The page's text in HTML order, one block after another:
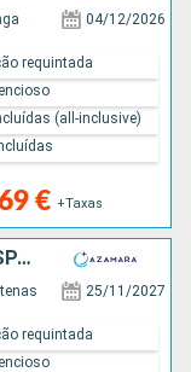
04/12/2026
€ +Taxas
requintada
(all-inclusive)
GRÉCIA, MALTA, ITÁLIA, TUNÍSIA, ESPANHA, MARROCOS, ESTADOS UNIDOS
25/11/2027
requintada